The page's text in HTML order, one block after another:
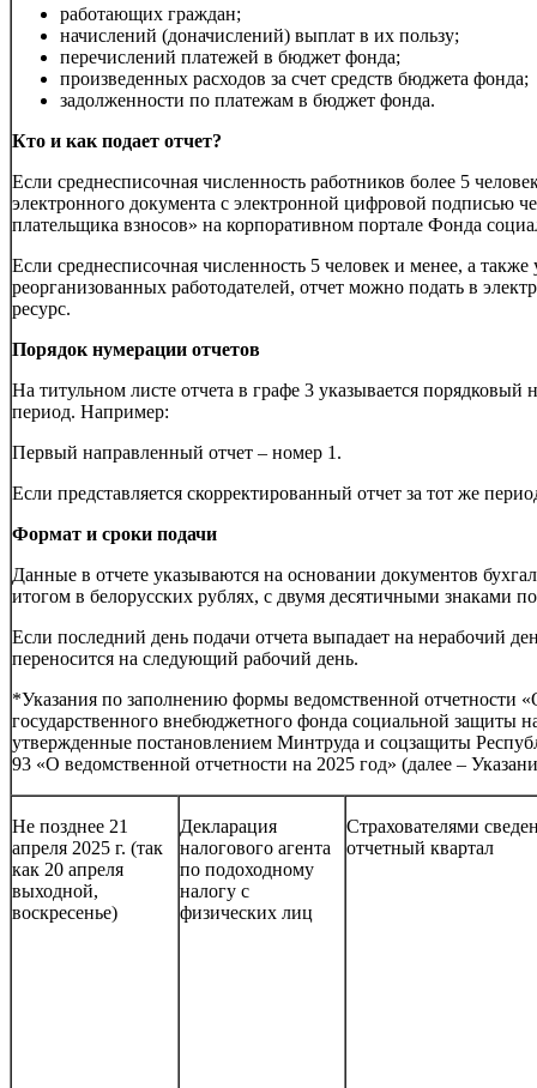
работающих граждан;
начислений (доначислений) выплат в их пользу;
перечислений платежей в бюджет фонда;
произведенных расходов за счет средств бюджета фонда;
задолженности по платежам в бюджет фонда.
Кто и как подает отчет?
Если среднесписочная численность работников более 5
электронного документа с электронной цифровой подписью
плательщика взносов» на корпоративном портале Фонда
Если среднесписочная численность 5 человек и менее, а
реорганизованных работодателей, отчет можно подать в
ресурс.
Порядок нумерации отчетов
На титульном листе отчета в графе 3 указывается порядковый
период. Например:
Первый направленный отчет – номер 1.
Если представляется скорректированный отчет за тот же
Формат и сроки подачи
Данные в отчете указываются на основании документов
итогом в белорусских рублях, с двумя десятичными знаками
Если последний день подачи отчета выпадает на нерабочий
переносится на следующий рабочий день.
*Указания по заполнению формы ведомственной отчетности
государственного внебюджетного фонда социальной защиты
утвержденные постановлением Минтруда и соцзащиты
93 «О ведомственной отчетности на 2025 год» (далее –
Не позднее 21
апреля 2025 г. (так
как 20 апреля
выходной,
воскресенье)
Декларация
налогового агента
по подоходному
налогу с
физических лиц
Страхователями
отчетный квартал